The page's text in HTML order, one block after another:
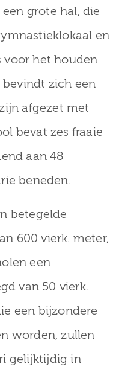
grote hal, die
en
voor het houden
bevindt zich een
afgezet met
bevat zes fraaie
aan 48
beneden.
betegelde
600 vierk. meter,
een
van 50 vierk.
een bijzondere
worden, zullen
gelijktijdig in